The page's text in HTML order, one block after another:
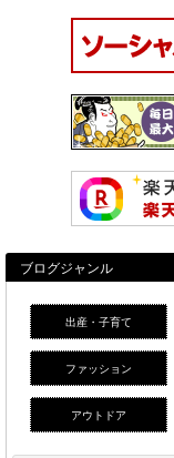
ブログジャンル
出産・子育て
ファッション
アウトドア